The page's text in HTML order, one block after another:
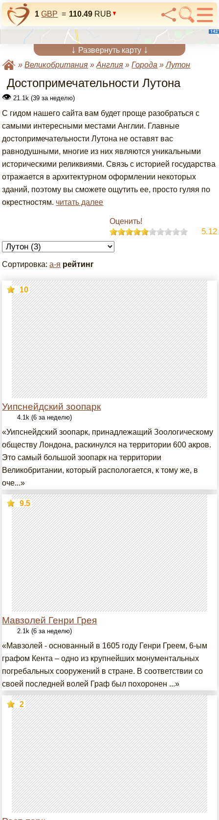
1 GBP = 110.49 RUB
↓ Развернуть карту ↓
»Великобритания »Англия »Города »Лутон
Достопримечательности Лутона
👁 21.1k (39 за неделю)
С гидом нашего сайта вам будет проще разобраться с
самыми интересными местами Англии. Главные
достопримечательности Лутона не оставят вас
равнодушными, многие из них являются уникальными
историческими реликвиями. Связь с историей государства
отражается в архитектурном оформлении некоторых
зданий, поэтому вы сможете ощутить ее, просто гуляя по
окрестностям. читать далее
Оценить!
5.12
Сортировка:а-я рейтинг
Уипснейдский зоопарк
10
4.1k (6 за неделю)
«Уипснейдский зоопарк, принадлежащий Зоологическому
обществу Лондона, раскинулся на территории 600 акров.
Это самый большой зоопарк на территории
Великобритании, который распологается, к тому же, в
оче...»
Мавзолей Генри Грея
9.5
2.1k (6 за неделю)
«Мавзолей - основанный в 1605 году Генри Греем, 6-ым
графом Кента – одно из крупнейших монументальных
погребальных сооружений в стране. В соответствии со
своей последней волей Граф был похоронен ...»
2